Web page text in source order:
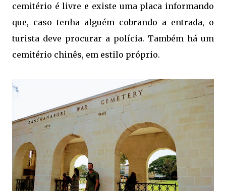
cemitério é livre e existe uma placa informando
que, caso tenha alguém cobrando a entrada, o
turista deve procurar a polícia. Também há um
cemitério chinês, em estilo próprio.